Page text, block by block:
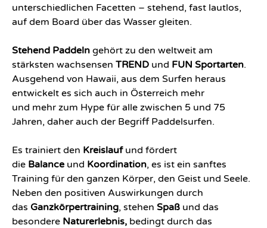
unterschiedlichen Facetten – stehend, fast lautlos,
auf dem Board über das Wasser gleiten.
Stehend Paddeln gehört zu den weltweit am
stärksten wachsensen TREND und FUN Sportarten.
Ausgehend von Hawaii, aus dem Surfen heraus
entwickelt es sich auch in Österreich mehr
und mehr zum Hype für alle zwischen 5 und 75
Jahren, daher auch der Begriff Paddelsurfen.
Es trainiert den Kreislaufund fördert
die Balance und Koordination, es ist ein sanftes
Training für den ganzen Körper, den Geist und Seele.
Neben den positiven Auswirkungen durch
das Ganzkörpertraining, stehen Spaß und das
besondere Naturerlebnis, bedingt durch das